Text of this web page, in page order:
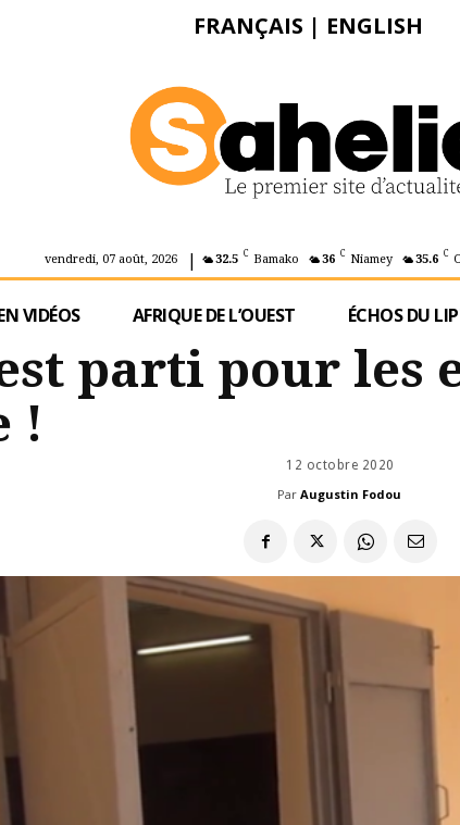
FRANÇAIS | ENGLISH
vendredi, 07 août, 2026 | 32.5 C Bamako 36 C Niamey 35.6 C
VIDÉOS AFRIQUE DE L’OUEST ÉCHOS DU
parti pour les
!
12 octobre 2020
Par Augustin Fodou